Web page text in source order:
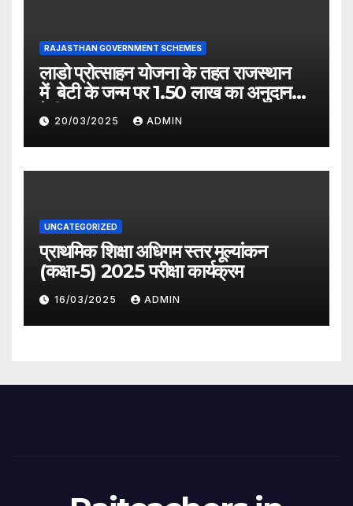
RAJASTHAN GOVERNMENT SCHEMES
लाडो प्रोत्साहन योजना के तहत राजस्थान
में बेटी के जन्म पर 1.50 लाख का अनुदान
देगी सरकार
20/03/2025 ADMIN
UNCATEGORIZED
प्राथमिक शिक्षा अधिगम स्तर मूल्यांकन
(कक्षा-5) 2025 परीक्षा कार्यक्रम
16/03/2025 ADMIN